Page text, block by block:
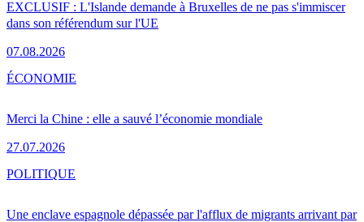
EXCLUSIF : L'Islande demande à Bruxelles de ne pas s'immiscer
dans son référendum sur l'UE
07.08.2026
Merci la Chine : elle a sauvé l’économie mondiale
27.07.2026
ÉCONOMIE
Une enclave espagnole dépassée par l'afflux de migrants arrivant par
POLITIQUE